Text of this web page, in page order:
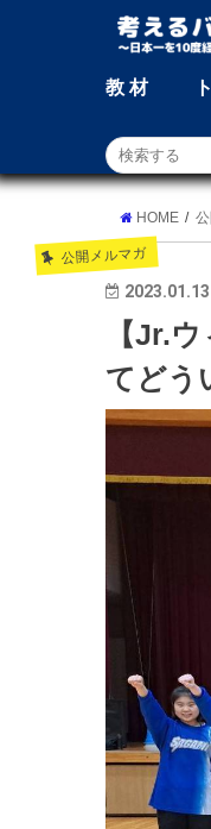
教 材
HOME
公開メルマガ
2023.01.13
【Jr.
てどう